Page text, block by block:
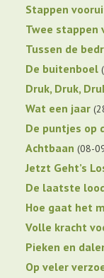
Stappen
Twee stappen
Tussen de
De buitenboel
Druk, Druk,
Wat een jaar
De puntjes op
Achtbaan 08-
Jetzt Geht’s
De laatste
Hoe gaat het
Volle kracht
Pieken en
Op veler